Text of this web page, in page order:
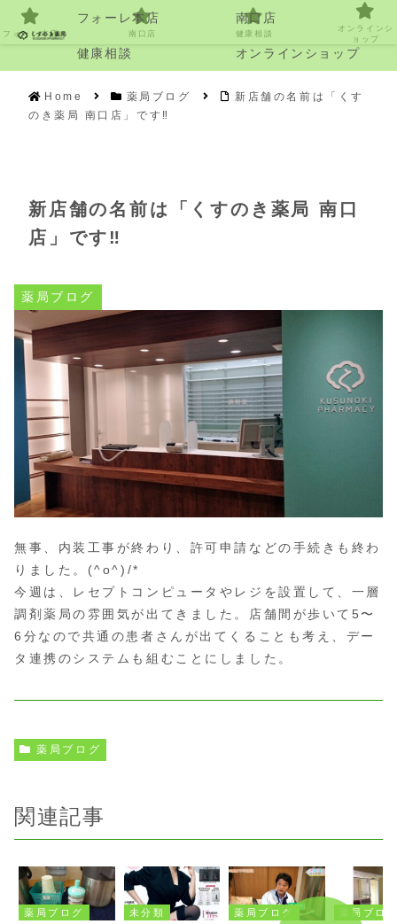
フォーレ本店 南口店
健康相談 オンラインショップ
Home 薬局ブログ
新店舗の名前は「くす
のき薬局 南口店」です‼️
新店舗の名前は「くすのき薬局 南口
店」です‼️
薬局ブログ
無事、内装工事が終わり、許可申請などの手続きも終わ
りました。(^o^)/*
今週は、レセプトコンピュータやレジを設置して、一層
調剤薬局の雰囲気が出てきました。店舗間が歩いて5〜
6分なので共通の患者さんが出てくることも考え、デー
タ連携のシステムも組むことにしました。
薬局ブログ
関連記事
薬局ブログ 未分類 薬局ブログ 薬局ブロ
フォーレ本店 南口店 健康相談
オンラインシ
ョップ